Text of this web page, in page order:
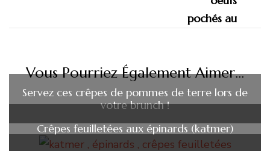
Vous Pourriez Également Aimer...
Servez ces crêpes de pommes de terre lors de
votre brunch !
Crêpes feuilletées aux épinards (katmer)